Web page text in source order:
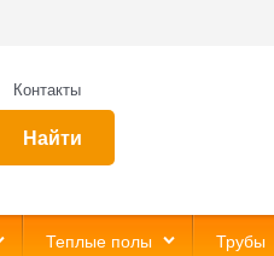
Контакты
Найти
Теплые полы Трубы